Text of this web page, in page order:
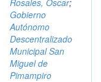
Rosales, Óscar;
Gobierno
Autónomo
Descentralizado
Municipal San
Miguel de
Pimampiro